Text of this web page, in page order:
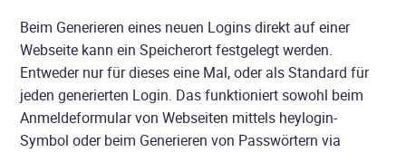
Beim Generieren eines neuen Logins direkt auf einer
Webseite kann ein Speicherort festgelegt werden.
Entweder nur für dieses eine Mal, oder als Standard für
jeden generierten Login. Das funktioniert sowohl beim
Anmeldeformular von Webseiten mittels heylogin-
Symbol oder beim Generieren von Passwörtern via